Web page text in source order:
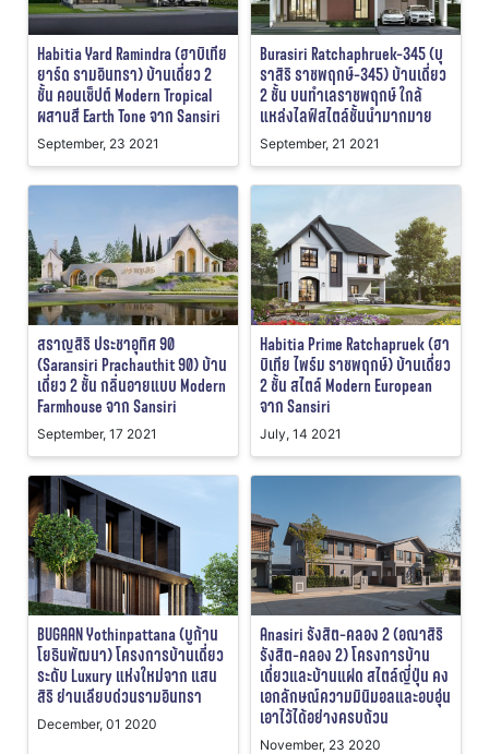
Habitia Yard Ramindra (ฮาบิเทีย
ยาร์ด รามอินทรา) บ้านเดี่ยว 2
ชั้น คอนเซ็ปต์ Modern Tropical
ผสานสี Earth Tone จาก Sansiri
September, 23 2021
Burasiri Ratchaphruek-345 (บุ
ราสิริ ราชพฤกษ์-345) บ้านเดี่ยว
2 ชั้น บนทำเลราชพฤกษ์ ใกล้
แหล่งไลฟ์สไตล์ชั้นนำมากมาย
September, 21 2021
สราญสิริ ประชาอุทิศ 90
(Saransiri Prachauthit 90) บ้าน
เดี่ยว 2 ชั้น กลิ่นอายแบบ Modern
Farmhouse จาก Sansiri
September, 17 2021
Habitia Prime Ratchapruek (ฮา
บิเทีย ไพร์ม ราชพฤกษ์) บ้านเดี่ยว
2 ชั้น สไตล์ Modern European
จาก Sansiri
July, 14 2021
BUGAAN Yothinpattana (บูก้าน
โยธินพัฒนา) โครงการบ้านเดี่ยว
ระดับ Luxury แห่งใหม่จาก แสน
สิริ ย่านเลียบด่วนรามอินทรา
December, 01 2020
Anasiri รังสิต-คลอง 2 (อณาสิริ
รังสิต-คลอง 2​) โครงการบ้าน
เดี่ยวและบ้านแฝด สไตล์ญี่ปุ่น คง
เอกลักษณ์ความมินิมอลและอบอุ่น
เอาไว้ได้อย่างครบถ้วน
November, 23 2020